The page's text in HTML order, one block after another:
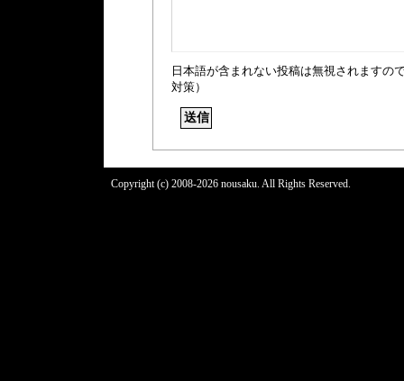
日本語が含まれない投稿は無視されますの
対策）
Copyright (c) 2008-2026 nousaku. All Rights Reserved.